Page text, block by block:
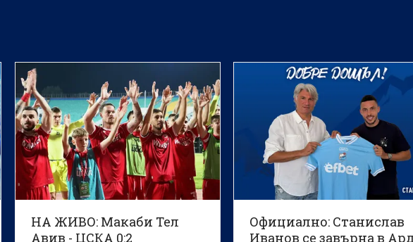
резултата.ся
НА ЖИВО: Макаби Тел
Авив - ЦСКА 0:2
Официално: Станислав
Иванов се завърна в